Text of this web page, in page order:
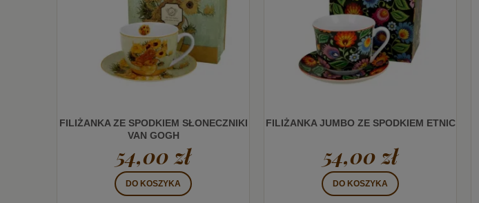
FILIŻANKA ZE SPODKIEM SŁONECZNIKI
VAN GOGH
54,00 zł
DO KOSZYKA
FILIŻANKA JUMBO ZE SPODKIEM ETNIC
54,00 zł
DO KOSZYKA